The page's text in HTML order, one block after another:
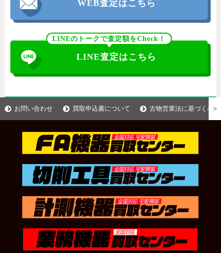
WEB査定はこちら
LINEのトークで査定額をCheck！
LINE査定はこちら
お問い合わせ 買取申込書について 古物営業法に基づく表示
＞